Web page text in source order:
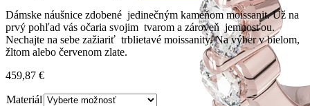
Dámske náušnice zdobené jedinečným kameňom moissanit. Už na
prvý pohľad vás očaria svojim tvarom a zároveň jemnosťou.
Nechajte na sebe zažiariť trblietavé moissanity. Na výber v bielom,
žltom alebo červenom zlate.
459,87 €
Materiál